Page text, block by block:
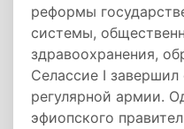
реформы
системы,
здравоохранения,
Селассие I
регулярной армии.
эфиопского